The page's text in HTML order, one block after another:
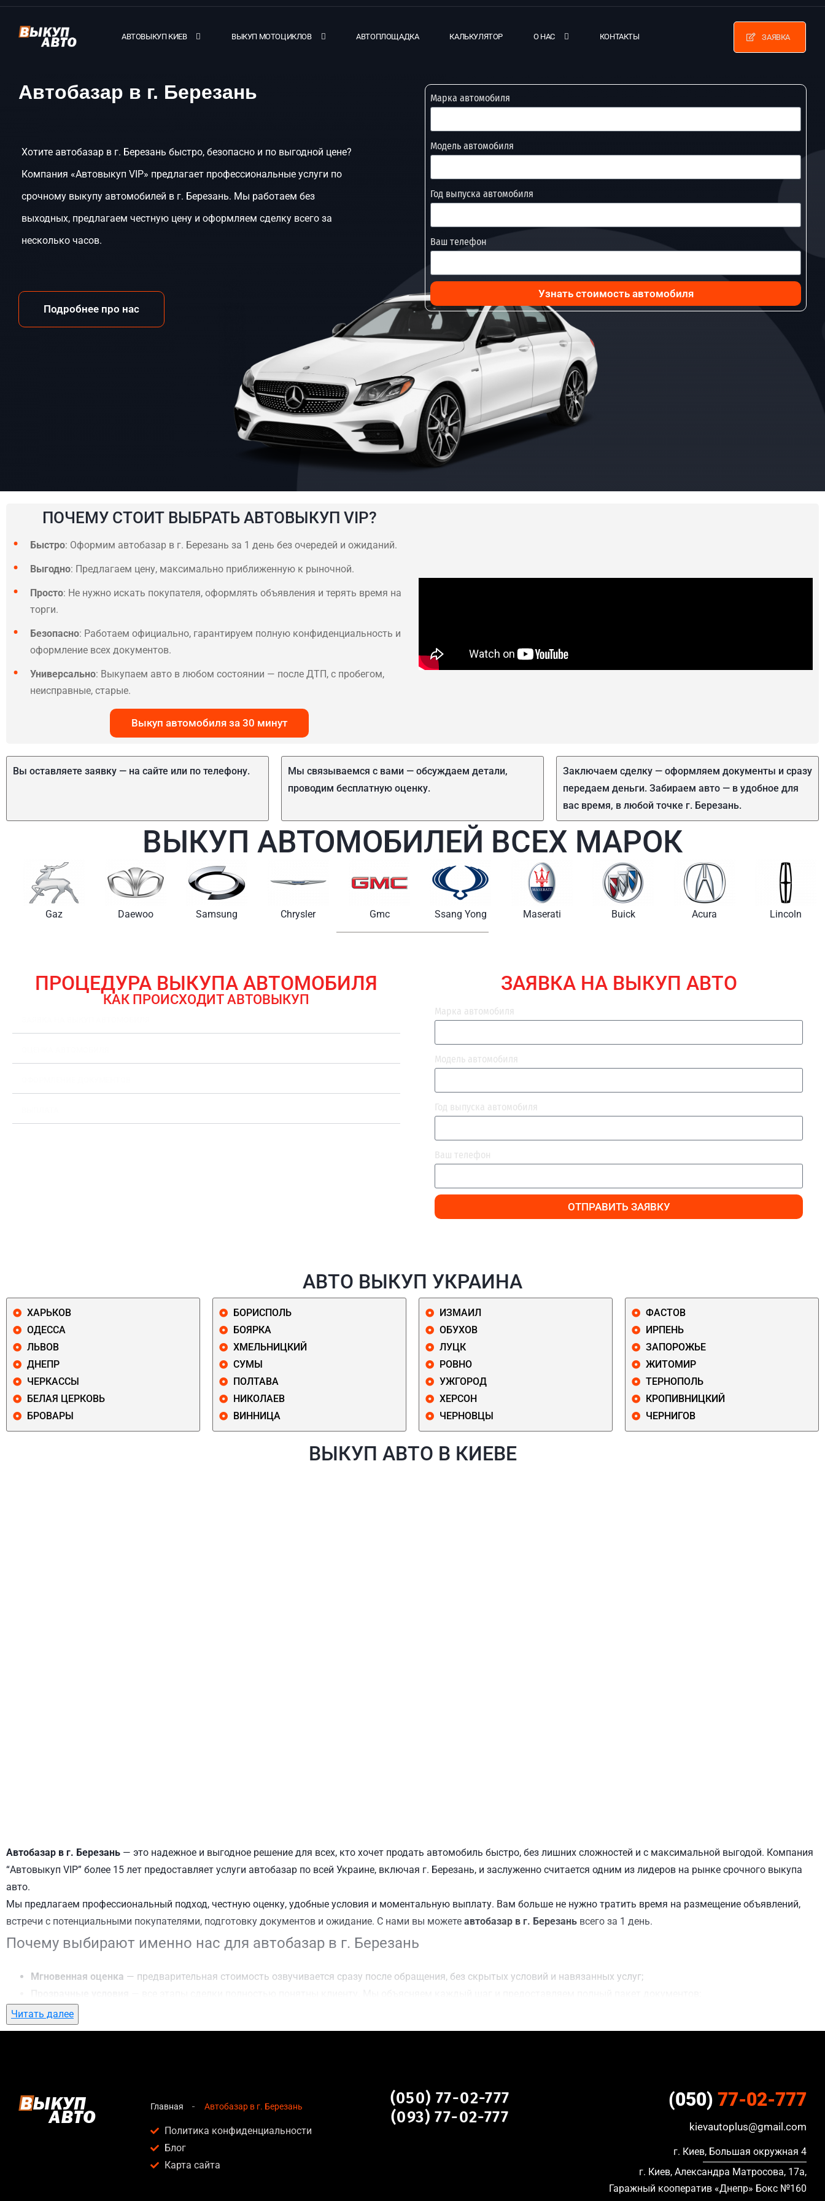
АВТОВЫКУП КИЕВ ВЫКУП МОТОЦИКЛОВ АВТОПЛОЩАДКА КАЛЬКУЛЯТОР О НАС КОНТАКТЫ ЗАЯВКА
Автобазар в г. Березань
Хотите автобазар в г. Березань быстро, безопасно и по выгодной цене?
Компания «Автовыкуп VIP» предлагает профессиональные услуги по
срочному выкупу автомобилей в г. Березань. Мы работаем без
выходных, предлагаем честную цену и оформляем сделку всего за
несколько часов.
Подробнее про нас
Марка автомобиля
Модель автомобиля
Год выпуска автомобиля
Ваш телефон
Узнать стоимость автомобиля
ПОЧЕМУ СТОИТ ВЫБРАТЬ АВТОВЫКУП VIP?
Быстро: Оформим автобазар в г. Березань за 1 день без очередей и ожиданий.
Выгодно: Предлагаем цену, максимально приближенную к рыночной.
Просто: Не нужно искать покупателя, оформлять объявления и терять время на
торги.
Безопасно: Работаем официально, гарантируем полную конфиденциальность и
оформление всех документов.
Универсально: Выкупаем авто в любом состоянии — после ДТП, с пробегом,
неисправные, старые.
Выкуп автомобиля за 30 минут
Вы оставляете заявку — на сайте или по телефону.
Мы связываемся с вами — обсуждаем детали,
проводим бесплатную оценку.
Заключаем сделку — оформляем документы и сразу
передаем деньги. Забираем авто — в удобное для
вас время, в любой точке г. Березань.
ВЫКУП АВТОМОБИЛЕЙ ВСЕХ МАРОК
Gaz Daewoo Samsung Chrysler Gmc Ssang Yong Maserati Buick Acura Lincoln
ПРОЦЕДУРА ВЫКУПА АВТОМОБИЛЯ
КАК ПРОИСХОДИТ АВТОВЫКУП
ЗАЯВКА НА ВЫКУП АВТО
Марка автомобиля
Модель автомобиля
Год выпуска автомобиля
Ваш телефон
ОТПРАВИТЬ ЗАЯВКУ
АВТО ВЫКУП УКРАИНА
ХАРЬКОВ
ОДЕССА
ЛЬВОВ
ДНЕПР
ЧЕРКАССЫ
БЕЛАЯ ЦЕРКОВЬ
БРОВАРЫ
БОРИСПОЛЬ
БОЯРКА
ХМЕЛЬНИЦКИЙ
СУМЫ
ПОЛТАВА
НИКОЛАЕВ
ВИННИЦА
ИЗМАИЛ
ОБУХОВ
ЛУЦК
РОВНО
УЖГОРОД
ХЕРСОН
ЧЕРНОВЦЫ
ФАСТОВ
ИРПЕНЬ
ЗАПОРОЖЬЕ
ЖИТОМИР
ТЕРНОПОЛЬ
КРОПИВНИЦКИЙ
ЧЕРНИГОВ
ВЫКУП АВТО В КИЕВЕ
Автобазар в г. Березань — это надежное и выгодное решение для всех, кто хочет продать автомобиль быстро, без лишних сложностей и с максимальной выгодой. Компания
“Автовыкуп VIP” более 15 лет предоставляет услуги автобазар по всей Украине, включая г. Березань, и заслуженно считается одним из лидеров на рынке срочного выкупа
авто.
Мы предлагаем профессиональный подход, честную оценку, удобные условия и моментальную выплату. Вам больше не нужно тратить время на размещение объявлений,
встречи с потенциальными покупателями, подготовку документов и ожидание. С нами вы можете автобазар в г. Березань всего за 1 день.
Почему выбирают именно нас для автобазар в г. Березань
Мгновенная оценка — предварительная стоимость озвучивается сразу после обращения, без скрытых условий и навязанных услуг;
Гибкий подход
Честные цены— предлагаем до 95% от рыночной стоимости даже за авто после аварии или с пробегом;
Кому подойдет автобазар в г. Березань
Услуга автобазар в г. Березань актуальна для:
Владельцев автомобилей после аварии, когда восстановление экономически нецелесообразно;
Людей, которым срочно нужны деньги — мы предлагаем выплату сразу после подписания договора;
Читать далее
Главная Автобазар в г. Березань
Политика конфиденциальности
Блог
Карта сайта
(050) 77-02-777
(093) 77-02-777
(050) 77-02-777
kievautoplus@gmail.com
г. Киев, Большая окружная 4
г. Киев, Александра Матросова, 17а,
Гаражный кооператив «Днепр» Бокс №160